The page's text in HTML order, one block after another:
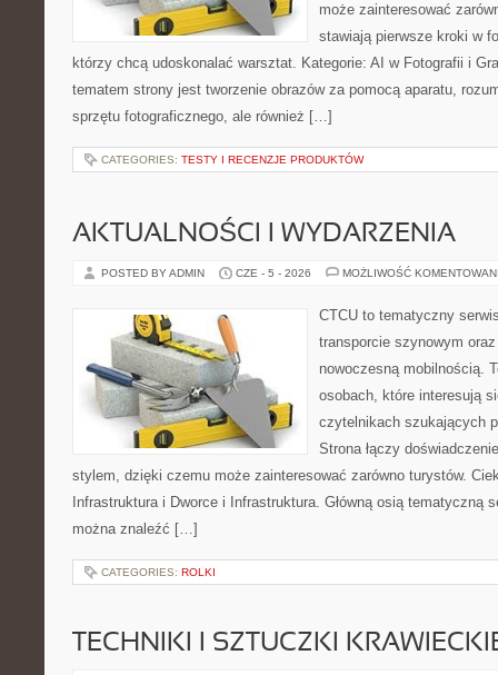
może zainteresować
stawiają pierwsze kroki w
którzy chcą udoskonalać warsztat. Kategorie: AI w Fotografii i
tematem strony jest tworzenie obrazów za pomocą aparatu,
sprzętu fotograficznego, ale również […]
CATEGORIES: TESTY I RECENZJE PRODUKTÓW
AKTUALNOŚCI I WYDARZENIA
POSTED BY ADMIN CZE - 5 - 2026 MOŻLIWOŚĆ
CTCU to tematyczny
transporcie szynowym
nowoczesną mobilnością.
osobach, które interesują
czytelnikach szukających
Strona łączy
stylem, dzięki czemu może zainteresować zarówno turystów.
Infrastruktura i Dworce i Infrastruktura. Główną osią tematyczną
można znaleźć […]
CATEGORIES: ROLKI
TECHNIKI I SZTUCZKI